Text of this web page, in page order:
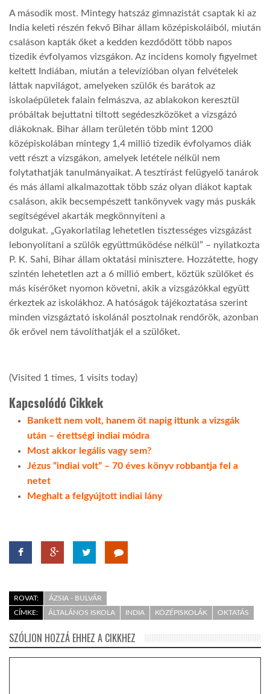
A második most. Mintegy hatszáz gimnazistát csaptak ki az
India keleti részén fekvő Bihar állam középiskoláiból, miután
csaláson kapták őket a kedden kezdődött több napos
tizedik évfolyamos vizsgákon. Az incidens komoly figyelmet
keltett Indiában, miután a televízióban olyan felvételek
láttak napvilágot, amelyeken szülők és barátok az
iskolaépületek falain felmászva, az ablakokon keresztül
próbáltak bejuttatni tiltott segédeszközöket a vizsgázó
diákoknak. Bihar állam területén több mint 1200
középiskolában mintegy 1,4 millió tizedik évfolyamos diák
vett részt a vizsgákon, amelyek letétele nélkül nem
folytathatják tanulmányaikat. A tesztírást felügyelő tanárok
és más állami alkalmazottak több száz olyan diákot kaptak
csaláson, akik becsempészett tankönyvek vagy más puskák
segítségével akarták megkönnyíteni a
dolgukat. „Gyakorlatilag lehetetlen tisztességes vizsgázást
lebonyolítani a szülők együttműködése nélkül” – nyilatkozta
P. K. Sahi, Bihar állam oktatási minisztere. Hozzátette, hogy
szintén lehetetlen azt a 6 millió embert, köztük szülőket és
más kísérőket nyomon követni, akik a vizsgázókkal együtt
érkeztek az iskolákhoz. A hatóságok tájékoztatása szerint
minden vizsgáztató iskolánál posztolnak rendőrök, azonban
ők erővel nem távolíthatják el a szülőket.
(Visited 1 times, 1 visits today)
Kapcsolódó Cikkek
Bankett nem volt, hanem öt napig ittunk a vizsgák
után – érettségi indiai módra
Most akkor legális vagy sem?
Jézus “indiai volt” – 70 éves könyv robbantja fel a
netet
Meghalt a felgyújtott indiai lány
ROVAT:
ÁZSIA - BULVÁR
CÍMKE:
ÁLTALÁNOS ISKOLA INDIA KÖZÉPISKOLÁK OKTATÁS
SZÓLJON HOZZÁ EHHEZ A CIKKHEZ